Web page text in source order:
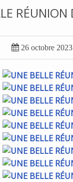
 26 octobre 2023